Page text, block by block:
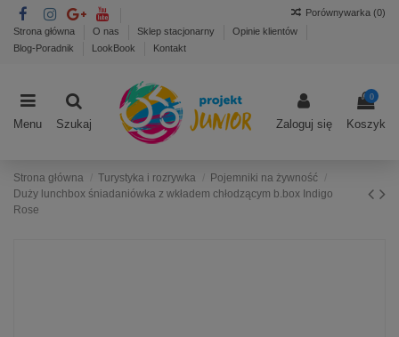
Strona główna O nas Sklep stacjonarny
Opinie klientów
Blog-Poradnik
LookBook Kontakt
Porównywarka (0)
Menu Szukaj Zaloguj się
0
Koszyk
Strona główna Turystyka i rozrywka
Pojemniki na żywność
Duży lunchbox śniadaniówka z wkładem chłodzącym b.box Indigo
Rose